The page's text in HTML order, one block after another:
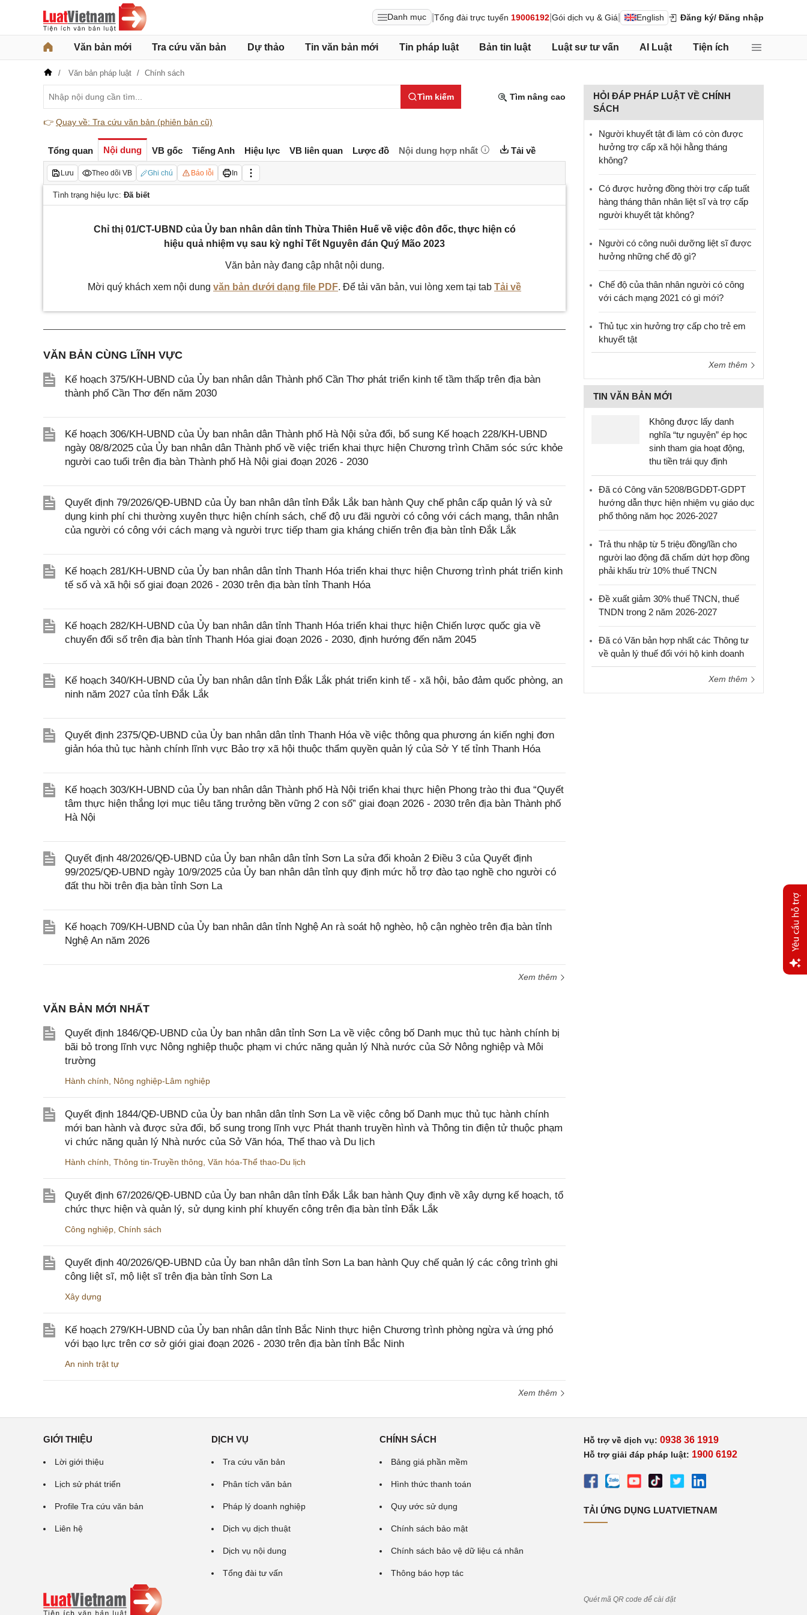
Danh mục Tổng đài trực tuyến 19006192 Gói dịch vụ & Giá English Đăng ký/ Đăng nhập
Văn bản mới Tra cứu văn bản Dự thảo Tin văn bản mới Tin pháp luật Bản tin luật Luật sư tư vấn AI Luật Tiện ích
Văn bản pháp luật Chính sách
Tìm kiếm Tìm nâng cao
👉 Quay về: Tra cứu văn bản (phiên bản cũ)
Tổng quan Nội dung VB gốc Tiếng Anh Hiệu lực VB liên quan Lược đồ Nội dung hợp nhất Tải về
Lưu Theo dõi VB Ghi chú Báo lỗi In
Tình trạng hiệu lực: Đã biết
Chỉ thị 01/CT-UBND của Ủy ban nhân dân tỉnh Thừa Thiên Huế về việc đôn đốc, thực hiện có
hiệu quả nhiệm vụ sau kỳ nghỉ Tết Nguyên đán Quý Mão 2023
Văn bản này đang cập nhật nội dung.
Mời quý khách xem nội dung văn bản dưới dạng file PDF. Để tải văn bản, vui lòng xem tại tab Tải về
VĂN BẢN CÙNG LĨNH VỰC
Kế hoạch 375/KH-UBND của Ủy ban nhân dân Thành phố Cần Thơ phát triển kinh tế tầm thấp trên địa bàn
thành phố Cần Thơ đến năm 2030
Kế hoạch 306/KH-UBND của Ủy ban nhân dân Thành phố Hà Nội sửa đổi, bổ sung Kế hoạch 228/KH-UBND
ngày 08/8/2025 của Ủy ban nhân dân Thành phố về việc triển khai thực hiện Chương trình Chăm sóc sức khỏe
người cao tuổi trên địa bàn Thành phố Hà Nội giai đoạn 2026 - 2030
Quyết định 79/2026/QĐ-UBND của Ủy ban nhân dân tỉnh Đắk Lắk ban hành Quy chế phân cấp quản lý và sử
dụng kinh phí chi thường xuyên thực hiện chính sách, chế độ ưu đãi người có công với cách mạng, thân nhân
của người có công với cách mạng và người trực tiếp tham gia kháng chiến trên địa bàn tỉnh Đắk Lắk
Kế hoạch 281/KH-UBND của Ủy ban nhân dân tỉnh Thanh Hóa triển khai thực hiện Chương trình phát triển kinh
tế số và xã hội số giai đoạn 2026 - 2030 trên địa bàn tỉnh Thanh Hóa
Kế hoạch 282/KH-UBND của Ủy ban nhân dân tỉnh Thanh Hóa triển khai thực hiện Chiến lược quốc gia về
chuyển đổi số trên địa bàn tỉnh Thanh Hóa giai đoạn 2026 - 2030, định hướng đến năm 2045
Kế hoạch 340/KH-UBND của Ủy ban nhân dân tỉnh Đắk Lắk phát triển kinh tế - xã hội, bảo đảm quốc phòng, an
ninh năm 2027 của tỉnh Đắk Lắk
Quyết định 2375/QĐ-UBND của Ủy ban nhân dân tỉnh Thanh Hóa về việc thông qua phương án kiến nghị đơn
giản hóa thủ tục hành chính lĩnh vực Bảo trợ xã hội thuộc thẩm quyền quản lý của Sở Y tế tỉnh Thanh Hóa
Kế hoạch 303/KH-UBND của Ủy ban nhân dân Thành phố Hà Nội triển khai thực hiện Phong trào thi đua “Quyết
tâm thực hiện thắng lợi mục tiêu tăng trưởng bền vững 2 con số” giai đoạn 2026 - 2030 trên địa bàn Thành phố
Hà Nội
Quyết định 48/2026/QĐ-UBND của Ủy ban nhân dân tỉnh Sơn La sửa đổi khoản 2 Điều 3 của Quyết định
99/2025/QĐ-UBND ngày 10/9/2025 của Ủy ban nhân dân tỉnh quy định mức hỗ trợ đào tạo nghề cho người có
đất thu hồi trên địa bàn tỉnh Sơn La
Kế hoạch 709/KH-UBND của Ủy ban nhân dân tỉnh Nghệ An rà soát hộ nghèo, hộ cận nghèo trên địa bàn tỉnh
Nghệ An năm 2026
Xem thêm
VĂN BẢN MỚI NHẤT
Quyết định 1846/QĐ-UBND của Ủy ban nhân dân tỉnh Sơn La về việc công bố Danh mục thủ tục hành chính bị
bãi bỏ trong lĩnh vực Nông nghiệp thuộc phạm vi chức năng quản lý Nhà nước của Sở Nông nghiệp và Môi
trường
Hành chính Nông nghiệp-Lâm nghiệp
Quyết định 1844/QĐ-UBND của Ủy ban nhân dân tỉnh Sơn La về việc công bố Danh mục thủ tục hành chính
mới ban hành và được sửa đổi, bổ sung trong lĩnh vực Phát thanh truyền hình và Thông tin điện tử thuộc phạm
vi chức năng quản lý Nhà nước của Sở Văn hóa, Thể thao và Du lịch
Hành chính Thông tin-Truyền thông Văn hóa-Thể thao-Du lịch
Quyết định 67/2026/QĐ-UBND của Ủy ban nhân dân tỉnh Đắk Lắk ban hành Quy định về xây dựng kế hoạch, tổ
chức thực hiện và quản lý, sử dụng kinh phí khuyến công trên địa bàn tỉnh Đắk Lắk
Công nghiệp Chính sách
Quyết định 40/2026/QĐ-UBND của Ủy ban nhân dân tỉnh Sơn La ban hành Quy chế quản lý các công trình ghi
công liệt sĩ, mộ liệt sĩ trên địa bàn tỉnh Sơn La
Xây dựng
Kế hoạch 279/KH-UBND của Ủy ban nhân dân tỉnh Bắc Ninh thực hiện Chương trình phòng ngừa và ứng phó
với bạo lực trên cơ sở giới giai đoạn 2026 - 2030 trên địa bàn tỉnh Bắc Ninh
An ninh trật tự
Xem thêm
HỎI ĐÁP PHÁP LUẬT VỀ CHÍNH
SÁCH
Người khuyết tật đi làm có còn được
hưởng trợ cấp xã hội hằng tháng
không?
​Có được hưởng đồng thời trợ cấp tuất
hàng tháng thân nhân liệt sĩ và trợ cấp
người khuyết tật không?
Người có công nuôi dưỡng liệt sĩ được
hưởng những chế độ gì?
Chế độ của thân nhân người có công
với cách mạng 2021 có gì mới?
Thủ tục xin hưởng trợ cấp cho trẻ em
khuyết tật
Xem thêm
TIN VĂN BẢN MỚI
Không được lấy danh
nghĩa “tự nguyện” ép học
sinh tham gia hoạt động,
thu tiền trái quy định
Đã có Công văn 5208/BGDĐT-GDPT
hướng dẫn thực hiện nhiệm vụ giáo dục
phổ thông năm học 2026-2027
Trả thu nhập từ 5 triệu đồng/lần cho
người lao động đã chấm dứt hợp đồng
phải khấu trừ 10% thuế TNCN
Đề xuất giảm 30% thuế TNCN, thuế
TNDN trong 2 năm 2026-2027
Đã có Văn bản hợp nhất các Thông tư
về quản lý thuế đối với hộ kinh doanh
Xem thêm
GIỚI THIỆU
Lời giới thiệu
Lịch sử phát triển
Profile Tra cứu văn bản
Liên hệ
DỊCH VỤ
Tra cứu văn bản
Phân tích văn bản
Pháp lý doanh nghiệp
Dịch vụ dịch thuật
Dịch vụ nội dung
Tổng đài tư vấn
CHÍNH SÁCH
Bảng giá phần mềm
Hình thức thanh toán
Quy ước sử dụng
Chính sách bảo mật
Chính sách bảo vệ dữ liệu cá nhân
Thông báo hợp tác
Hỗ trợ về dịch vụ: 0938 36 1919
Hỗ trợ giải đáp pháp luật: 1900 6192
TẢI ỨNG DỤNG LUATVIETNAM
Quét mã QR code để cài đặt